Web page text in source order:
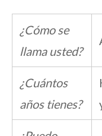
¿Cómo se
llama usted?
¿Cuántos
años tienes?